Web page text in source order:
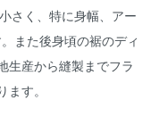
さく、特に身幅、アー
また後身頃の裾のディ
生産から縫製までフラ
す。